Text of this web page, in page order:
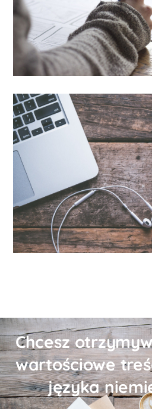
Chcesz
wartościowe
języka